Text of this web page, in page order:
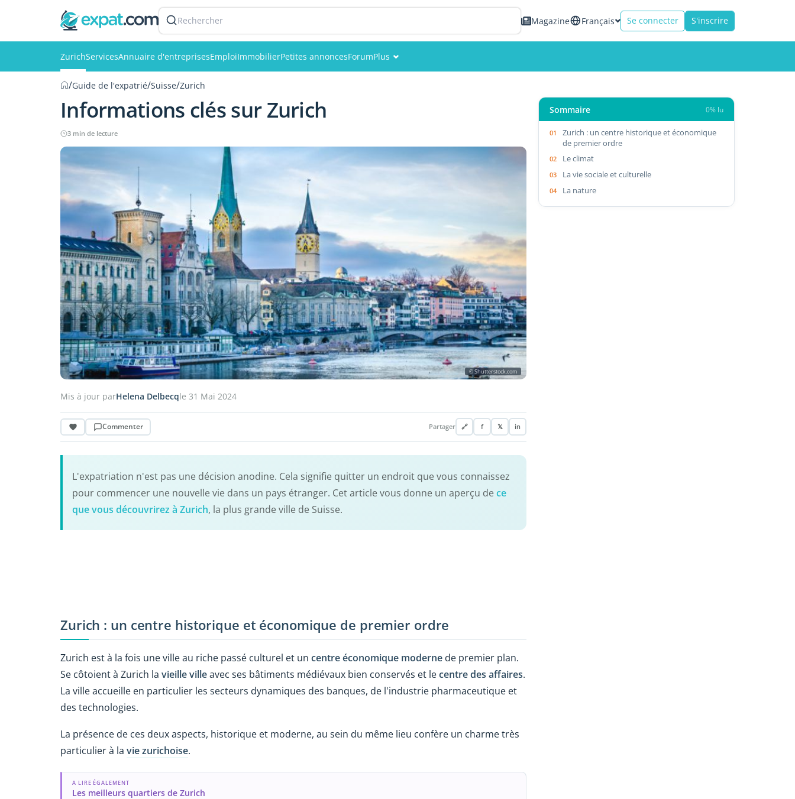
Rechercher Magazine Français Se connecter S'inscrire
ZurichServicesAnnuaire d'entreprisesEmploiImmobilierPetites annoncesForumPlus
/Guide de l'expatrié/Suisse/Zurich
Informations clés sur Zurich
3 min de lecture
© Shutterstock.com
Mis à jour parHelena Delbecqle 31 Mai 2024
Commenter Partager 🔗 f 𝕏 in
L'expatriation n'est pas une décision anodine. Cela signifie quitter un endroit que vous connaissez
pour commencer une nouvelle vie dans un pays étranger. Cet article vous donne un aperçu de ce
que vous découvrirez à Zurich, la plus grande ville de Suisse.
Zurich : un centre historique et économique de premier ordre
Zurich est à la fois une ville au riche passé culturel et un centre économique moderne de premier plan.
Se côtoient à Zurich la vieille villeavec ses bâtiments médiévaux bien conservés et lecentre des affaires.
La ville accueille en particulier les secteurs dynamiques des banques, de l'industrie pharmaceutique et
des technologies.
La présence de ces deux aspects, historique et moderne, au sein du même lieu confère un charme très
particulier à la vie zurichoise.
A LIRE ÉGALEMENT
Les meilleurs quartiers de Zurich
Sommaire 0% lu
Zurich : un centre historique et économique
de premier ordre
Le climat
La vie sociale et culturelle
La nature